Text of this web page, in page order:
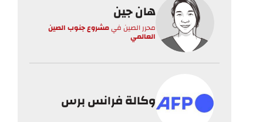
هان جين
محرر الصينفيمشروع جنوب الصين
العالمي
وكالة فرانس برس